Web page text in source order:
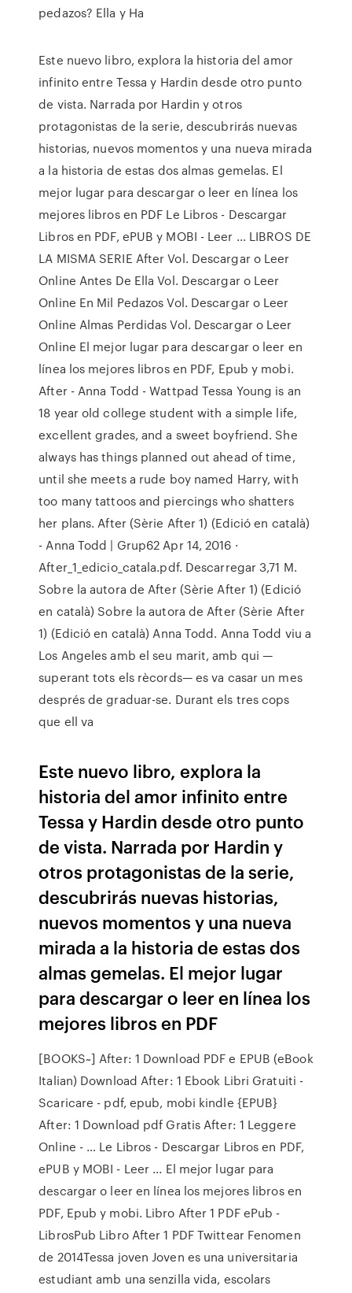
pedazos? Ella y Ha
Este nuevo libro, explora la historia del amor
infinito entre Tessa y Hardin desde otro punto
de vista. Narrada por Hardin y otros
protagonistas de la serie, descubrirás nuevas
historias, nuevos momentos y una nueva mirada
a la historia de estas dos almas gemelas. El
mejor lugar para descargar o leer en línea los
mejores libros en PDF Le Libros - Descargar
Libros en PDF, ePUB y MOBI - Leer ... LIBROS DE
LA MISMA SERIE After Vol. Descargar o Leer
Online Antes De Ella Vol. Descargar o Leer
Online En Mil Pedazos Vol. Descargar o Leer
Online Almas Perdidas Vol. Descargar o Leer
Online El mejor lugar para descargar o leer en
línea los mejores libros en PDF, Epub y mobi.
After - Anna Todd - Wattpad Tessa Young is an
18 year old college student with a simple life,
excellent grades, and a sweet boyfriend. She
always has things planned out ahead of time,
until she meets a rude boy named Harry, with
too many tattoos and piercings who shatters
her plans. After (Sèrie After 1) (Edició en català)
- Anna Todd | Grup62 Apr 14, 2016 ·
After_1_edicio_catala.pdf. Descarregar 3,71 M.
Sobre la autora de After (Sèrie After 1) (Edició
en català) Sobre la autora de After (Sèrie After
1) (Edició en català) Anna Todd. Anna Todd viu a
Los Angeles amb el seu marit, amb qui —
superant tots els rècords— es va casar un mes
després de graduar-se. Durant els tres cops
que ell va
Este nuevo libro, explora la
historia del amor infinito entre
Tessa y Hardin desde otro punto
de vista. Narrada por Hardin y
otros protagonistas de la serie,
descubrirás nuevas historias,
nuevos momentos y una nueva
mirada a la historia de estas dos
almas gemelas. El mejor lugar
para descargar o leer en línea los
mejores libros en PDF
[BOOKS~] After: 1 Download PDF e EPUB (eBook
Italian) Download After: 1 Ebook Libri Gratuiti -
Scaricare - pdf, epub, mobi kindle {EPUB}
After: 1 Download pdf Gratis After: 1 Leggere
Online - … Le Libros - Descargar Libros en PDF,
ePUB y MOBI - Leer ... El mejor lugar para
descargar o leer en línea los mejores libros en
PDF, Epub y mobi. Libro After 1 PDF ePub -
LibrosPub Libro After 1 PDF Twittear Fenomen
de 2014Tessa joven Joven es una universitaria
estudiant amb una senzilla vida, escolars